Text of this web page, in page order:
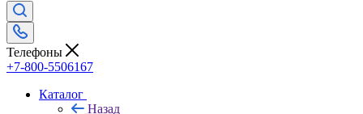
Телефоны
+7-800-5506167
Каталог
Назад